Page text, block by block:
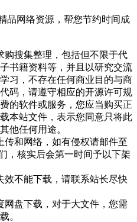
品网络资源，帮您节约时间成
购搜集整理，包括但不限于代
书籍资料等，并且以研究交流
习，不存在任何商业目的与商
码，请遵守相应的开源许可规
的软件或服务，您应当购买正
本站文件，表示您同意只将此
他任何用途。
传和网络，如有侵权请邮件至
们，核实后会第一时间予以下架
效不能下载，请联系站长尽快
网盘下载，对于大文件，您需
。